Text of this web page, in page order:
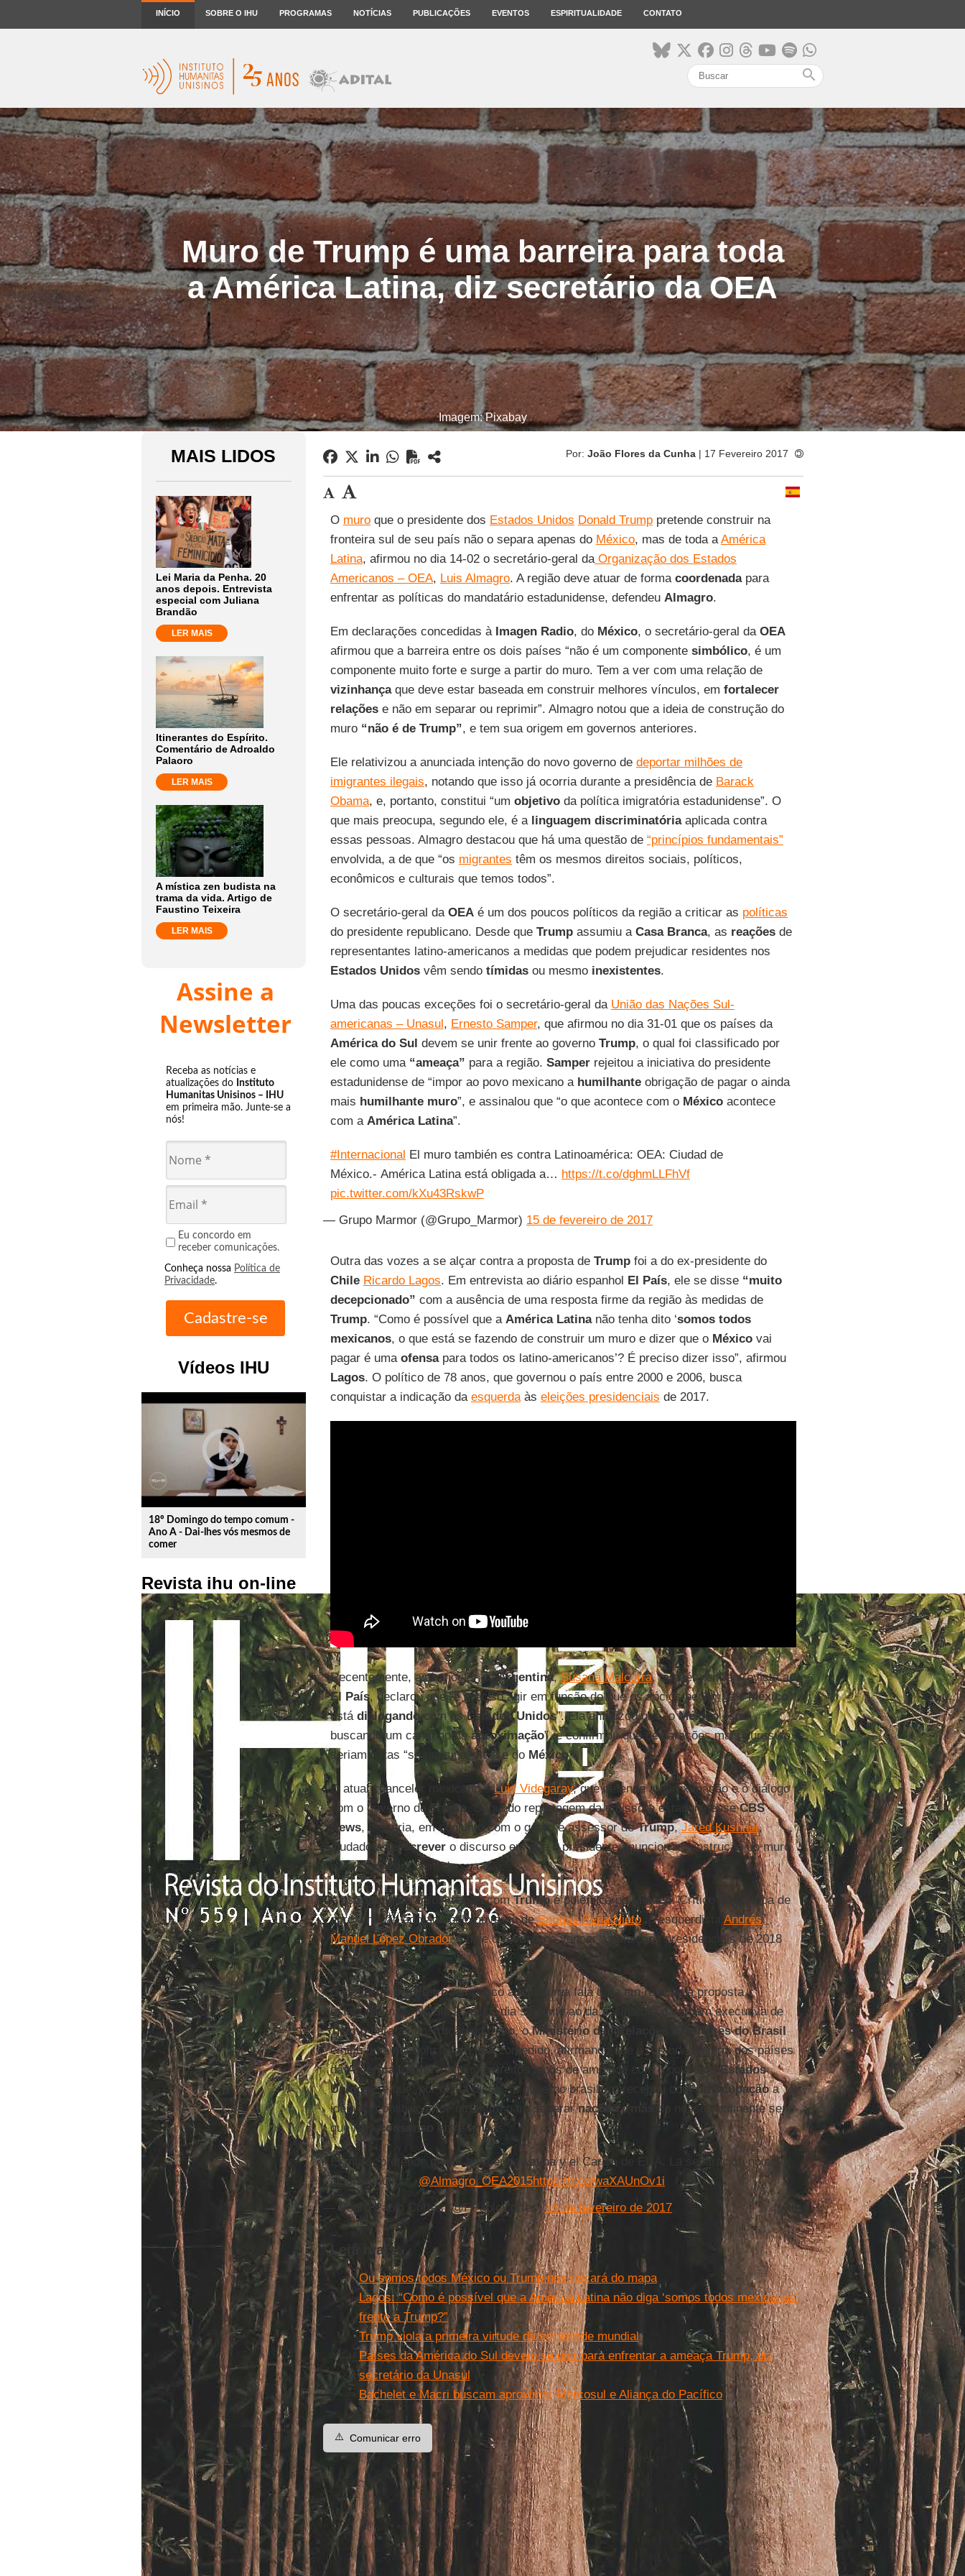
INÍCIO SOBRE O IHU PROGRAMAS NOTÍCIAS PUBLICAÇÕES EVENTOS ESPIRITUALIDADE CONTATO
search
Muro de Trump é uma barreira para toda
a América Latina, diz secretário da OEA
Imagem: Pixabay
MAIS LIDOS
Lei Maria da Penha. 20
anos depois. Entrevista
especial com Juliana
Brandão
LER MAIS
Itinerantes do Espírito.
Comentário de Adroaldo
Palaoro
LER MAIS
A mística zen budista na
trama da vida. Artigo de
Faustino Teixeira
LER MAIS
Assine a
Newsletter
Receba as notícias e
atualizações do Instituto
Humanitas Unisinos – IHU
em primeira mão. Junte-se a
nós!
Eu concordo em
receber comunicações.
Conheça nossa Política de
Privacidade.
Vídeos IHU
play_circle_outline
18º Domingo do tempo comum -
Ano A - Dai-lhes vós mesmos de
comer
Revista ihu on-line
Por: João Flores da Cunha| 17 Fevereiro 2017
O muroque o presidente dos Estados Unidos Donald Trumppretende construir na
fronteira sul de seu país não o separa apenas do México, mas de toda aAmérica
Latina, afirmou no dia 14-02 o secretário-geral daOrganização dos Estados
Americanos – OEA, Luis Almagro. A região deve atuar de forma coordenadapara
enfrentar as políticas do mandatário estadunidense, defendeu Almagro.
Em declarações concedidas à Imagen Radio, do México, o secretário-geral da OEA
afirmou que a barreira entre os dois países “não é um componente simbólico, é um
componente muito forte e surge a partir do muro. Tem a ver com uma relação de
vizinhançaque deve estar baseada em construir melhores vínculos, em fortalecer
relaçõese não em separar ou reprimir”. Almagro notou que a ideia de construção do
muro “não é de Trump”, e tem sua origem em governos anteriores.
Ele relativizou a anunciada intenção do novo governo de deportar milhões de
imigrantes ilegais, notando que isso já ocorria durante a presidência de Barack
Obama, e, portanto, constitui “um objetivoda política imigratória estadunidense”. O
que mais preocupa, segundo ele, é alinguagem discriminatóriaaplicada contra
essas pessoas. Almagro destacou que há uma questão de “princípios fundamentais”
envolvida, a de que “os migrantes têm os mesmos direitos sociais, políticos,
econômicos e culturais que temos todos”.
O secretário-geral da OEAé um dos poucos políticos da região a criticar as políticas
do presidente republicano. Desde que Trumpassumiu a Casa Branca, as reaçõesde
representantes latino-americanos a medidas que podem prejudicar residentes nos
Estados Unidosvêm sendo tímidasou mesmo inexistentes.
Uma das poucas exceções foi o secretário-geral da União das Nações Sul-
americanas – Unasul, Ernesto Samper, que afirmou no dia 31-01 que os países da
América do Sul devem se unir frente ao governo Trump, o qual foi classificado por
ele como uma “ameaça” para a região. Samperrejeitou a iniciativa do presidente
estadunidense de “impor ao povo mexicano a humilhanteobrigação de pagar o ainda
mais humilhante muro”, e assinalou que “o que acontece com o Méxicoacontece
com a América Latina”.
#Internacional El muro también es contra Latinoamérica: OEA: Ciudad de
México.- América Latina está obligada a… https://t.co/dghmLLFhVf
pic.twitter.com/kXu43RskwP
— Grupo Marmor (@Grupo_Marmor) 15 de fevereiro de 2017
Outra das vozes a se alçar contra a proposta de Trumpfoi a do ex-presidente do
Chile Ricardo Lagos. Em entrevista ao diário espanhol El País, ele se disse “muito
decepcionado” com a ausência de uma resposta firme da região às medidas de
Trump. “Como é possível que a América Latinanão tenha dito ‘somos todos
mexicanos, o que está se fazendo de construir um muro e dizer que o Méxicovai
pagar é uma ofensapara todos os latino-americanos’? É preciso dizer isso”, afirmou
Lagos. O político de 78 anos, que governou o país entre 2000 e 2006, busca
conquistar a indicação da esquerdaàs eleições presidenciais de 2017.
Recentemente, a chanceler daArgentina,Susana Malcorra, também em entrevista ao
El País, declarou que “é preciso agir em função do que os sócios pedem, e oMéxico
está dialogandocom osEstados Unidos”. Ela enfatizou que “oMéxicoestá
buscando um caminho deaproximação”, e confirmou que declarações mais duras só
seriam feitas “se um sinal viesse do México”.
O atual chanceler mexicano éLuis Videgaray, que defende a aproximação e o diálogo
com o governo deTrump . Segundo reportagem da emissora estadunidenseCBS
News, ele teria, em conjunto com o genro e assessor deTrump,Jared Kushner,
ajudado areescrevero discurso em que o presidente anunciou a construção do muro
parasuavizar o tom de sua fala.
A estratégia de aproximação comTrumpé polêmica noMéxico. Crítico da política de
aproximação adotada pelo governo deEnrique Peña Nieto, o esquerdista Andrés
Manuel López Obradoré hoje ofavoritoa vencer as eleições presidenciais de 2018
no país.
Ogoverno brasileirotampouco adotou uma fala dura em relação à proposta
estadunidense. No dia 26-01, o dia seguinte ao da assinatura da ordem executiva de
Trumppara a construção do muro, oMinistério das Relações Exteriores do Brasil
emitiu uma nota oficial em tom comedido, afirmando que a “grande maioria dos países
daAmérica Latina mantêm estreitos laços de amizade com o povo dosEstados
Unidos ”, e que, por conta disso, “o governo brasileiro recebeu compreocupaçãoa
ideia da construção de um muro para separarnações irmãsdo nosso continente sem
que haja
consenso entre ambas”.
El muro "pretende dividir a América Latina y el Caribe de EUA. La separación no es
algo simbólico",@Almagro_OEA2015https://t.co/waXAUnOv1i
— Pedro Pablo Cortés (@PPabloCortes)15 de fevereiro de 2017
Leia mais:
Ou somos todos México ou Trump nos riscará do mapa
Lagos: “Como é possível que a América Latina não diga ‘somos todos mexicanos’
frente a Trump?”
Trump viola a primeira virtude da sociedade mundial
Países da América do Sul devem se unir para enfrentar a ameaça Trump, diz
secretário da Unasul
Bachelet e Macri buscam aproximar Mercosul e Aliança do Pacífico
⚠️ Comunicar erro